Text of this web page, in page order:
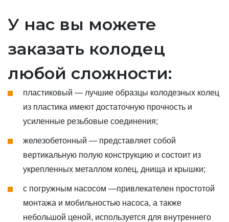
У нас вы можете
заказать колодец
любой сложности:
пластиковый — лучшие образцы колодезных колец
из пластика имеют достаточную прочность и
усиленные резьбовые соединения;
железобетонный — представляет собой
вертикальную полую конструкцию и состоит из
укрепленных металлом колец, днища и крышки;
с погружным насосом —привлекателен простотой
монтажа и мобильностью насоса, а также
небольшой ценой, используется для внутреннего